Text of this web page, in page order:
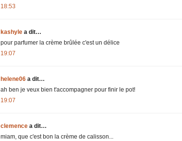
18:53
kashyle a dit…
pour parfumer la crème brûlée c'est un délice
19:07
helene06 a dit…
ah ben je veux bien t'accompagner pour finir le pot!
19:07
clemence a dit…
miam, que c'est bon la crème de calisson...